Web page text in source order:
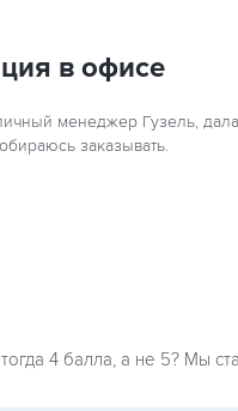
в офисе
менеджер Гузель,
заказывать.
4 балла, а не 5? Мы